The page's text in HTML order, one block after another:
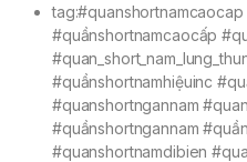
tag:#quanshortnamcaocap
#quầnshortnamcaocấp
#quầnshortnamhiệuinc
#quanshortngannam
#quầnshortngannam
#quanshortnamdibien